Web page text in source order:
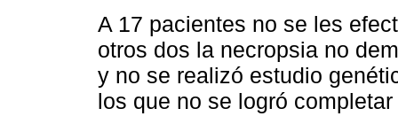
A 17 pacientes no se les
otros dos la necropsia no
y no se realizó estudio
los que no se logró